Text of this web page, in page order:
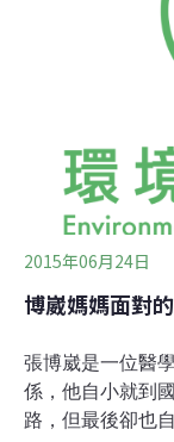
日凌晨山友發現
找食物，並於飽
出沒路徑，發現
黑熊登門侵戶，
體、在地協作及
2015年06月24日
博崴媽媽面對
張博崴是一位醫
係，他自小就到
路，但最後卻也